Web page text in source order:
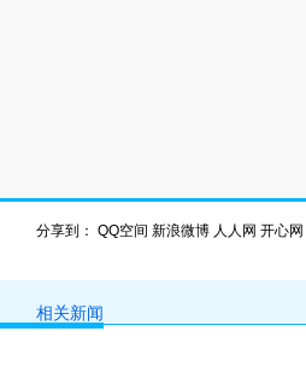
分享到： QQ空间 新浪微博 人人网 开心网